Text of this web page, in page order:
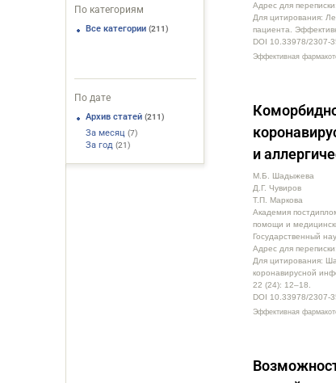
По категориям
Все категории (211)
По дате
Архив статей (211)
За месяц (7)
За год (21)
Адрес для
Для цитирования:
пациента.
DOI 10.33978/2307-
Эффективная
и
М.Б. Шадыжева
Д.Г. Чувиров
Т.П. Маркова
Академия
помощи и
Государственный
Адрес для
Для цитирования:
коронавирусной
22 (24): 12–18.
DOI 10.33978/2307-
Эффективная